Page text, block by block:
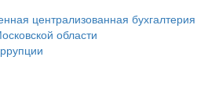
централизованная бухгалтерия
области